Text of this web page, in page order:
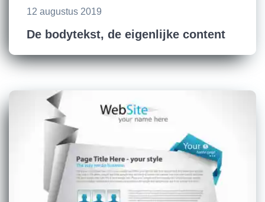
12 augustus 2019
De bodytekst, de eigenlijke content